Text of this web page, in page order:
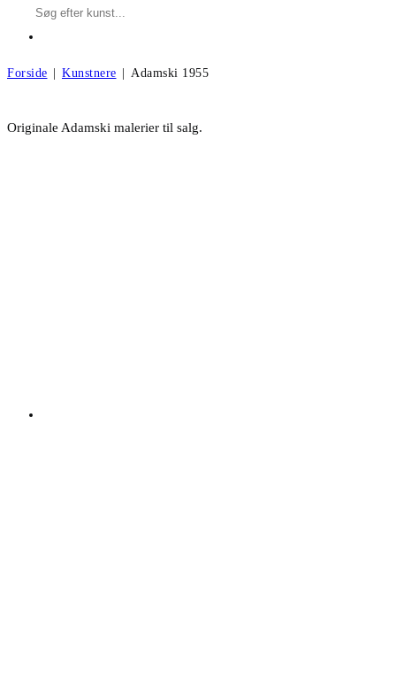
Forside | Kunstnere | Adamski 1955
Originale Adamski malerier til salg.